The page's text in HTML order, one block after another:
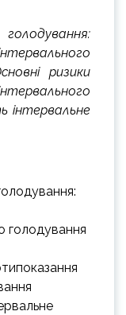
ризики
інтервальне
голодування